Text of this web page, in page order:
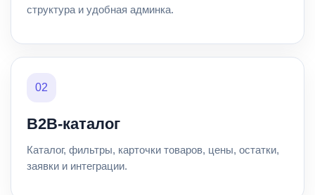
структура и удобная админка.
02
B2B-каталог
Каталог, фильтры, карточки товаров, цены, остатки,
заявки и интеграции.